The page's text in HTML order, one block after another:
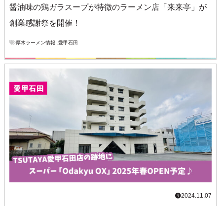
醤油味の鶏ガラスープが特徴のラーメン店「来来亭」が
創業感謝祭を開催！
厚木ラーメン情報 愛甲石田
2024.11.07